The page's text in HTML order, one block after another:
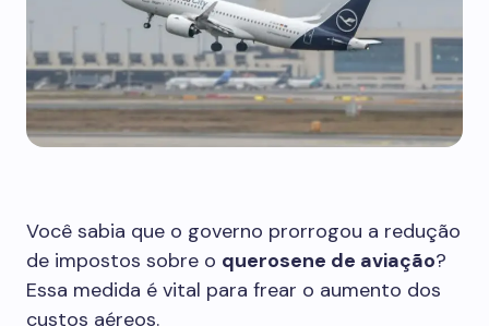
Você sabia que o governo prorrogou a redução
de impostos sobre o querosene de aviação?
Essa medida é vital para frear o aumento dos
custos aéreos.